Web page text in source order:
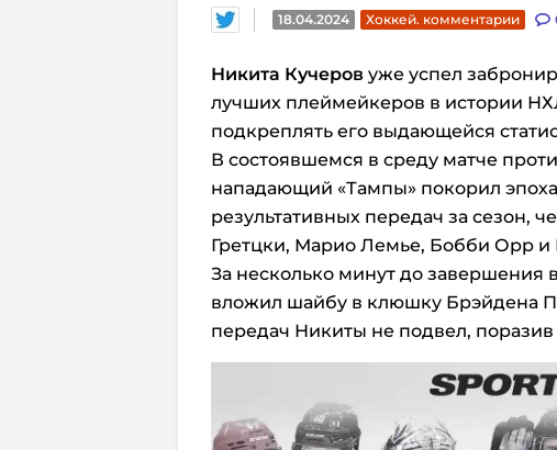
18.04.2024 Хоккей. комментарии
Никита Кучеров уже успел
лучших плеймейкеров в истории
подкреплять его выдающейся
В состоявшемся в среду матче
нападающий «Тампы» покорил
результативных передач за сезон,
Гретцки, Марио Лемье, Бобби Орр
За несколько минут до завершения
вложил шайбу в клюшку Брэйдена
передач Никиты не подвел,